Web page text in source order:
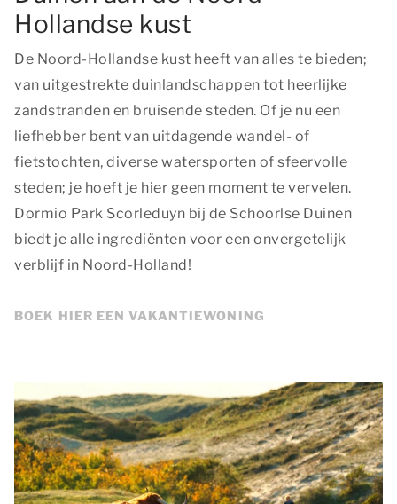
Hollandse kust
De Noord-Hollandse kust heeft van alles te bieden;
van uitgestrekte duinlandschappen tot heerlijke
zandstranden en bruisende steden. Of je nu een
liefhebber bent van uitdagende wandel- of
fietstochten, diverse watersporten of sfeervolle
steden; je hoeft je hier geen moment te vervelen.
Dormio Park Scorleduyn bij de Schoorlse Duinen
biedt je alle ingrediënten voor een onvergetelijk
verblijf in Noord-Holland!
BOEK HIER EEN VAKANTIEWONING